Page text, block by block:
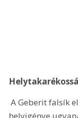
A Geberit falsík előtti szerelési rendszereinek